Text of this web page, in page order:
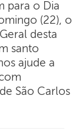
para o Dia
(22), o
desta
santo
ajude a
São Carlos